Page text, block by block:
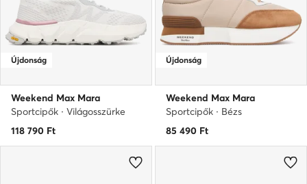
Újdonság
Weekend Max Mara
Sportcipők · Világosszürke
118 790 Ft
Újdonság
Weekend Max Mara
Sportcipők · Bézs
85 490 Ft